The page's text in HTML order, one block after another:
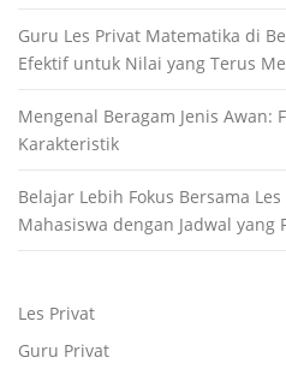
Guru Les Privat Matematika di
Efektif untuk Nilai yang Terus
Mengenal Beragam Jenis Awan:
Karakteristik
Belajar Lebih Fokus Bersama
Mahasiswa dengan Jadwal yang
Les Privat
Guru Privat